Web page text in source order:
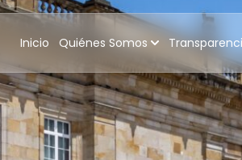
Inicio Quiénes Somos